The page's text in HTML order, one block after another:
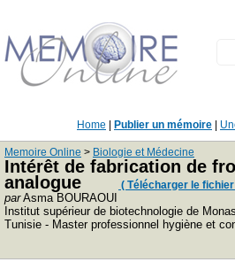
Home Publier un mémoire
Memoire Online > Biologie et Médecine
Intérêt de fabrication de
analogue
( Télécharger le
parAsma BOURAOUI
Institut supérieur de biotechnologie de
Tunisie - Master professionnel hygiène et